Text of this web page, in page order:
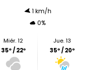
1 km/h
0%
Miér. 12
35º / 22º
Jue. 13
35º / 20º